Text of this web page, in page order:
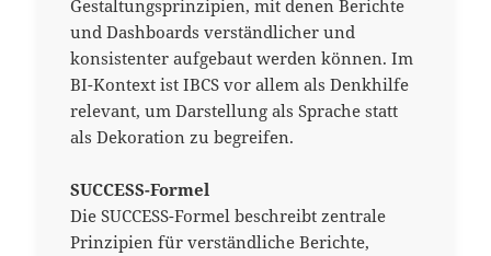
Gestaltungsprinzipien, mit denen Berichte
und Dashboards verständlicher und
konsistenter aufgebaut werden können. Im
BI-Kontext ist IBCS vor allem als Denkhilfe
relevant, um Darstellung als Sprache statt
als Dekoration zu begreifen.
SUCCESS-Formel
Die SUCCESS-Formel beschreibt zentrale
Prinzipien für verständliche Berichte,